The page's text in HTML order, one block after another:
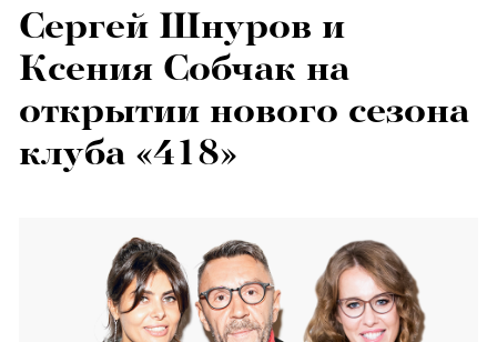
Сергей Шнуров и
Ксения Собчак на
открытии нового сезона
клуба «418»